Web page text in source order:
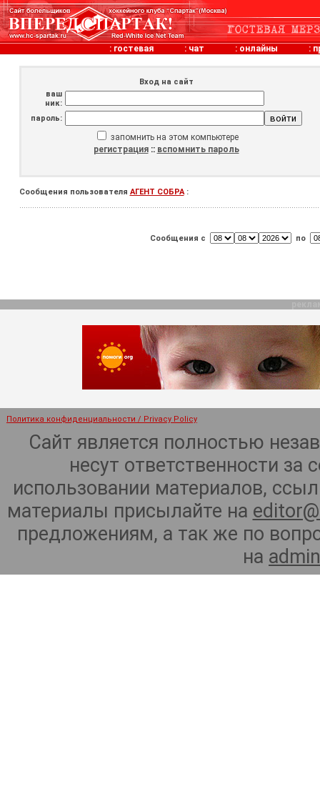
: гостевая : чат : онлайны :
Вход на сайт
ваш
ник:
пароль:
запомнить на этом компьютере
регистрация:: вспомнить пароль
Сообщения пользователя АГЕНТ СОБРА:
Сообщения с по
Политика конфиденциальности / Privacy Policy
Сайт является полностью
несут ответственности
использовании материалов,
материалы присылайте на
предложениям, а так же по
на